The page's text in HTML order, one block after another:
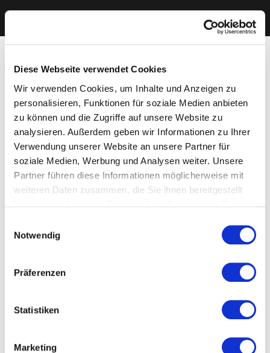
Diese Webseite verwendet Cookies
Wir verwenden Cookies, um Inhalte und Anzeigen zu
personalisieren, Funktionen für soziale Medien anbieten
zu können und die Zugriffe auf unsere Website zu
analysieren. Außerdem geben wir Informationen zu Ihrer
Verwendung unserer Website an unsere Partner für
soziale Medien, Werbung und Analysen weiter. Unsere
Partner führen diese Informationen möglicherweise mit
weiteren Daten zusammen, die Sie ihnen bereitgestellt
Cookies, wenn Sie unsere Webseite weiterhin nutzen.
Notwendig
Präferenzen
Statistiken
Marketing